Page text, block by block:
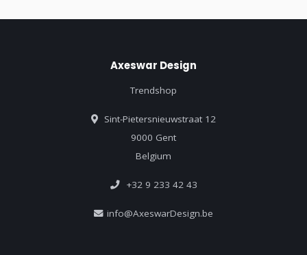
Axeswar Design
Trendshop
Sint-Pietersnieuwstraat 12
9000 Gent
Belgium
+32 9 233 42 43
info@AxeswarDesign.be